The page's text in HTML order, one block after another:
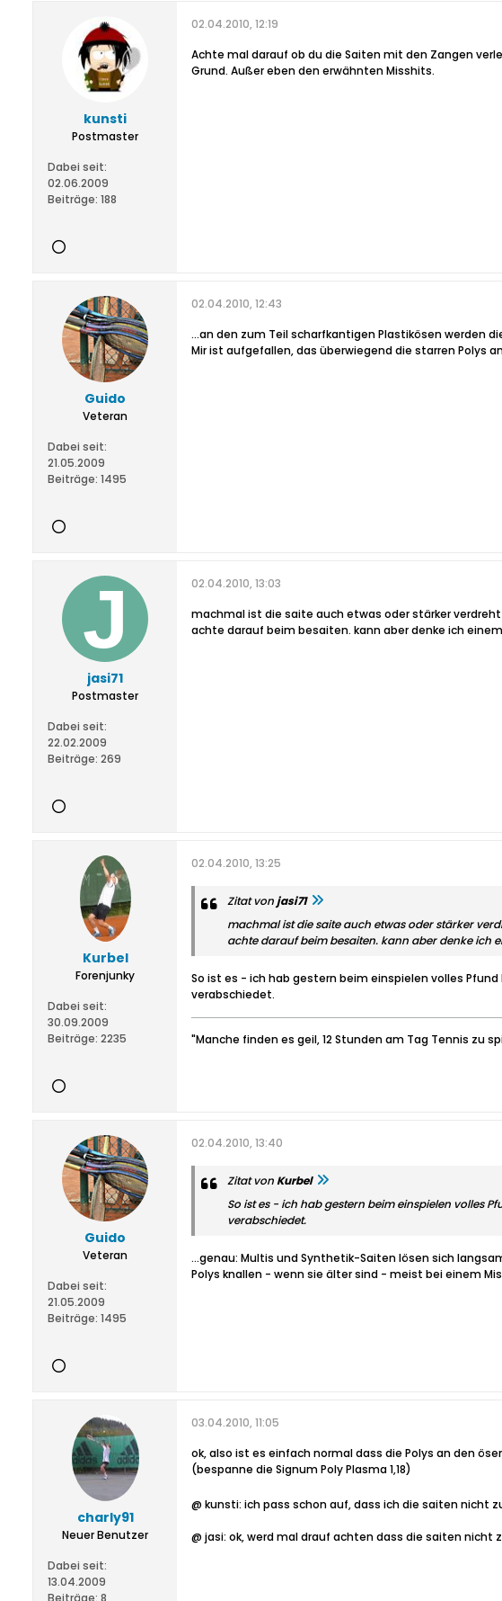
kunsti
Postmaster
Dabei seit:
02.06.2009
Beiträge: 188
02.04.2010, 12:19
Achte mal darauf ob du die Saiten mit den Zangen
Grund. Außer eben den erwähnten Misshits.
Guido
Veteran
Dabei seit:
21.05.2009
Beiträge: 1495
02.04.2010, 12:43
...an den zum Teil scharfkantigen Plastikösen werden
Mir ist aufgefallen, das überwiegend die starren Polys
jasi71
Postmaster
Dabei seit:
22.02.2009
Beiträge: 269
02.04.2010, 13:03
machmal ist die saite auch etwas oder stärker
achte darauf beim besaiten. kann aber denke ich
Kurbel
Forenjunky
Dabei seit:
30.09.2009
Beiträge: 2235
02.04.2010, 13:25
Zitat vonjasi71
machmal ist die saite auch etwas oder stärker
achte darauf beim besaiten. kann aber denke ich
So ist es - ich hab gestern beim einspielen volles
verabschiedet.
"Manche finden es geil, 12 Stunden am Tag Tennis zu
Guido
Veteran
Dabei seit:
21.05.2009
Beiträge: 1495
02.04.2010, 13:40
Zitat vonKurbel
So ist es - ich hab gestern beim einspielen volles
verabschiedet.
...genau: Multis und Synthetik-Saiten lösen sich
Polys knallen - wenn sie älter sind - meist bei einem
charly91
Neuer Benutzer
Dabei seit:
13.04.2009
Beiträge: 8
03.04.2010, 11:05
ok, also ist es einfach normal dass die Polys an den
(bespanne die Signum Poly Plasma 1,18)
@ kunsti: ich pass schon auf, dass ich die saiten nicht
@ jasi: ok, werd mal drauf achten dass die saiten nicht